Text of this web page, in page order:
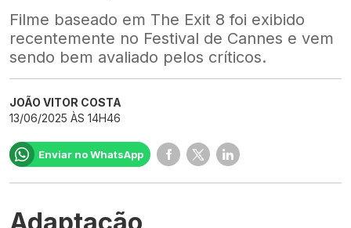
Filme baseado em The Exit 8 foi exibido
recentemente no Festival de Cannes e vem
sendo bem avaliado pelos críticos.
JOÃO VITOR COSTA
13/06/2025 ÀS 14H46
Enviar no WhatsApp